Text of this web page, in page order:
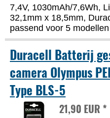
7,4V, 1030mAh/7,6Wh,
32,1mm x 18,5mm,
passend voor 5 modellen
Duracell Batterij
camera Olympus
Type BLS-5
21,90 EUR *